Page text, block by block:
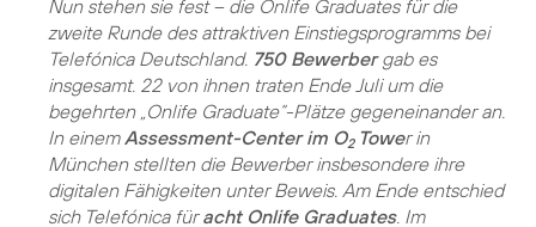
Nun stehen sie fest – die Onlife Graduates für die
zweite Runde des attraktiven Einstiegsprogramms bei
Telefónica Deutschland. 750 Bewerbergab es
insgesamt. 22 von ihnen traten Ende Juli um die
begehrten „Onlife Graduate“-Plätze gegeneinander an.
In einemAssessment-Center im O2Tower in
München stellten die Bewerber insbesondere ihre
digitalen Fähigkeiten unter Beweis. Am Ende entschied
sich Telefónica füracht Onlife Graduates. Im